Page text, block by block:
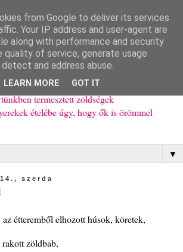
többnyire egészséges ételeket
(mert a papírfecniket folyton
ajándékba (mint régen, csak ez nem
termesztett zöldségek
ételébe úgy, hogy ők is örömmel
▼
szerda
étteremből elhozott húsok, köretek,
zöldbab,
from Google to deliver its services
Your IP address and user-agent are
along with performance and security
quality of service, generate usage
and address abuse.
LEARN MORE GOT IT